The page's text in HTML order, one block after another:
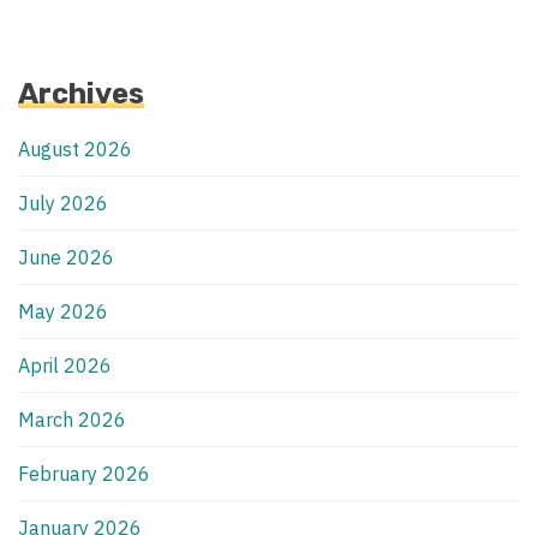
Archives
August 2026
July 2026
June 2026
May 2026
April 2026
March 2026
February 2026
January 2026